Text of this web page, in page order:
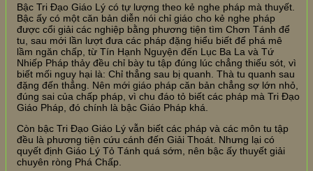
Bậc Tri Đạo Giáo Lý có tự lượng theo kẻ nghe pháp mà thuyết.
Bậc ấy có một căn bản diễn nói chỉ giáo cho kẻ nghe pháp
được cổi giải các nghiệp bằng phương tiện tìm Chơn Tánh để
tu, sau mới lần lượt đưa các pháp đặng hiểu biết để phá mê
lầm ngăn chấp, từ Tín Hạnh Nguyện đến Lục Ba La và Tứ
Nhiếp Pháp thảy đều chỉ bày tu tập đúng lúc chẳng thiếu sót, vì
biết mối nguy hại là: Chỉ thẳng sau bị quanh. Thà tu quanh sau
đặng đến thẳng. Nên mới giáo pháp căn bản chẳng sợ lớn nhỏ,
đúng sai của chấp pháp, vì chu đáo tỏ biết các pháp mà Tri Đạo
Giáo Pháp, đó chính là bậc Giáo Pháp khá.
Còn bậc Tri Đạo Giáo Lý vẫn biết các pháp và các môn tu tập
đều là phương tiện cứu cánh đến Giải Thoát. Nhưng lại có
quyết định Giáo Lý Tỏ Tánh quá sớm, nên bậc ấy thuyết giải
chuyên ròng Phá Chấp.